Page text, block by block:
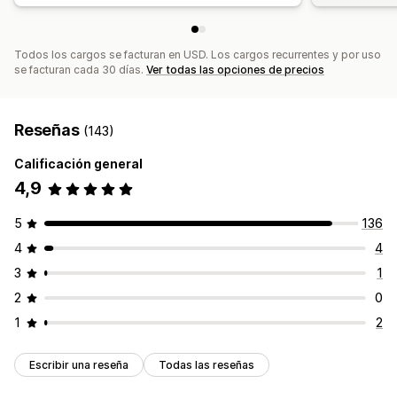
Código personalizado
Fuentes personalizadas Edición masiva
Activadores y reglas
Información útil y consejos
Informes y estadísticas
Todos los cargos se facturan en USD. Los cargos recurrentes y por uso
se facturan cada 30 días. Ver todas las opciones de precios
Reseñas (143)
Calificación general
4,9
5
136
4
4
3
1
2
0
1
2
Escribir una reseña Todas las reseñas